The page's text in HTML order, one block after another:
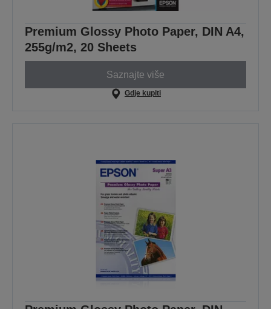
Premium Glossy Photo Paper, DIN A4,
255g/m2, 20 Sheets
Saznajte više
Gdje kupiti